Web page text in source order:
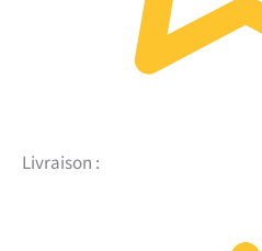
Livraison :